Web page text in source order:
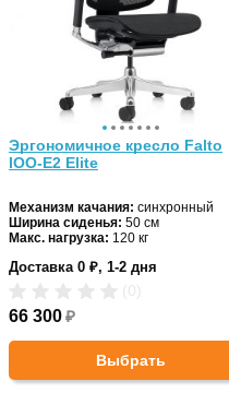
Эргономичное кресло Falto
IOO-E2 Elite
Механизм качания: синхронный
Ширина сиденья: 50 см
Макс. нагрузка: 120 кг
Материал спинки:сетка
Доставка 0 ₽, 1-2 дня
66 300₽
Выбрать